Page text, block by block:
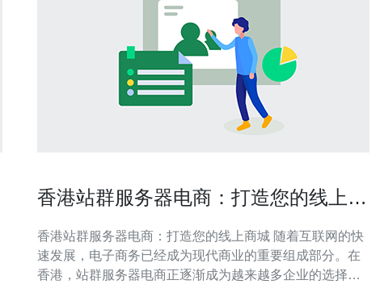
香港站群服务器电商：打造您的线上商
香港站群服务器电商：打造您的线上商城 随着互联网的快
速发展，电子商务已经成为现代商业的重要组成部分。在
香港，站群服务器电商正逐渐成为越来越多企业的选择，